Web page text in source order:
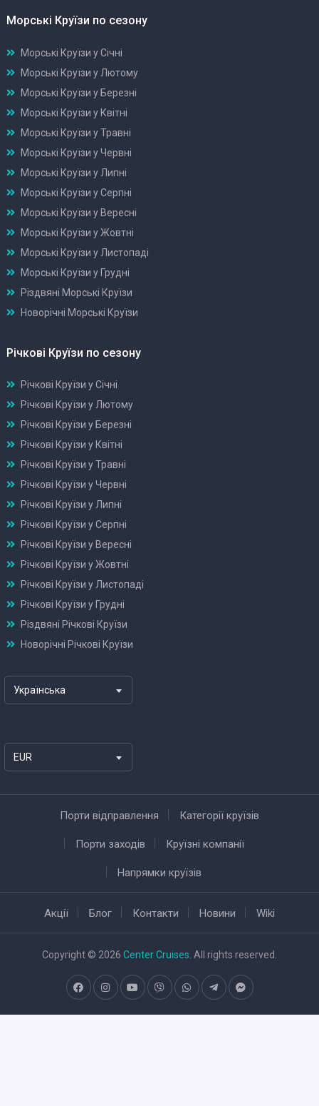
Морські Круїзи по сезону
Морські Круїзи у Січні
Морські Круїзи у Лютому
Морські Круїзи у Березні
Морські Круїзи у Квітні
Морські Круїзи у Травні
Морські Круїзи у Червні
Морські Круїзи у Липні
Морські Круїзи у Серпні
Морські Круїзи у Вересні
Морські Круїзи у Жовтні
Морські Круїзи у Листопаді
Морські Круїзи у Грудні
Різдвяні Морські Круїзи
Новорічні Морські Круїзи
Річкові Круїзи по сезону
Річкові Круїзи у Січні
Річкові Круїзи у Лютому
Річкові Круїзи у Березні
Річкові Круїзи у Квітні
Річкові Круїзи у Травні
Річкові Круїзи у Червні
Річкові Круїзи у Липні
Річкові Круїзи у Серпні
Річкові Круїзи у Вересні
Річкові Круїзи у Жовтні
Річкові Круїзи у Листопаді
Річкові Круїзи у Грудні
Різдвяні Річкові Круїзи
Новорічні Річкові Круїзи
Українська
EUR
Порти відправлення Категорії круїзів
Порти заходів Круїзні компанії
Напрямки круїзів
Акції Блог Контакти Новини Wiki
Copyright © 2026 Center Cruises . All rights reserved.